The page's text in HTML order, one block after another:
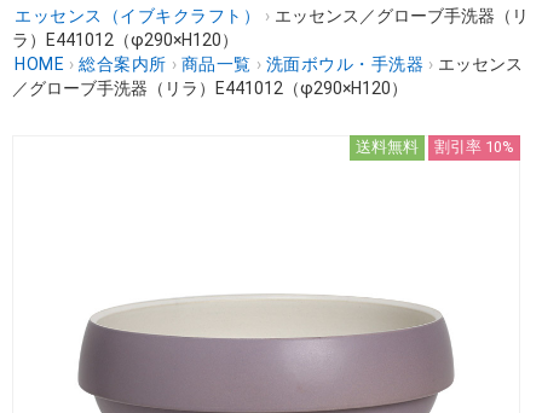
エッセンス（イブキクラフト）
› エッセンス／グローブ手洗器（リ
ラ）E441012（φ290×H120）
HOME › 総合案内所 › 商品一覧 › 洗面ボウル・手洗器 › エッセンス
／グローブ手洗器（リラ）E441012（φ290×H120）
送料無料 割引率 10%